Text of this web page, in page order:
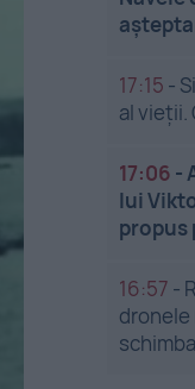
17:15 -
al vieții.
17:06 -
lui
propus
16:57 -
dronele